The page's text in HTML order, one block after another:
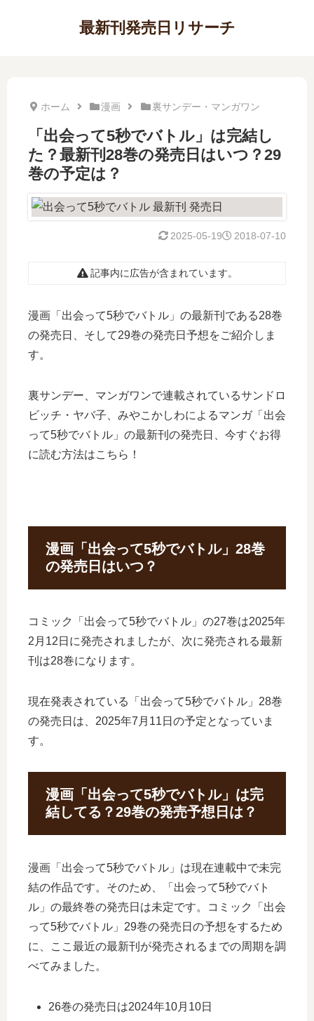
最新刊発売日リサーチ
ホーム 漫画 裏サンデー・マンガワン
「出会って5秒でバトル」は完結し
た？最新刊28巻の発売日はいつ？29
巻の予定は？
2018-07-10
2025-05-19
記事内に広告が含まれています。
漫画「出会って5秒でバトル」の最新刊である28巻
の発売日、そして29巻の発売日予想をご紹介しま
す。
裏サンデー、マンガワンで連載されているサンドロ
ビッチ・ヤバ子、みやこかしわによるマンガ「出会
って5秒でバトル」の最新刊の発売日、今すぐお得
に読む方法はこちら！
漫画「出会って5秒でバトル」28巻
の発売日はいつ？
コミック「出会って5秒でバトル」の27巻は2025年
2月12日に発売されましたが、次に発売される最新
刊は28巻になります。
現在発表されている「出会って5秒でバトル」28巻
の発売日は、2025年7月11日の予定となっていま
す。
漫画「出会って5秒でバトル」は完
結してる？29巻の発売予想日は？
漫画「出会って5秒でバトル」は現在連載中で未完
結の作品です。そのため、「出会って5秒でバト
ル」の最終巻の発売日は未定です。コミック「出会
って5秒でバトル」29巻の発売日の予想をするため
に、ここ最近の最新刊が発売されるまでの周期を調
べてみました。
26巻の発売日は2024年10月10日